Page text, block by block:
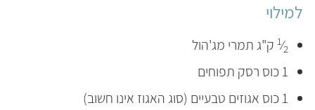
למילוי
1⁄2 ק"ג תמרי מג'הול
1 כוס רסק תפוחים
1 כוס אגוזים טבעיים (סוג האגוז אינו חשוב)